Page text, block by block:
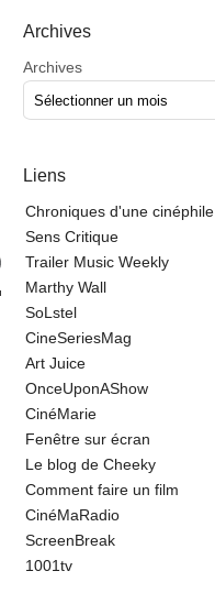
Archives
Archives
Liens
Chroniques d'une cinéphile
Sens Critique
Trailer Music Weekly
Marthy Wall
SoLstel
CineSeriesMag
Art Juice
OnceUponAShow
CinéMarie
Fenêtre sur écran
Le blog de Cheeky
Comment faire un film
CinéMaRadio
ScreenBreak
1001tv